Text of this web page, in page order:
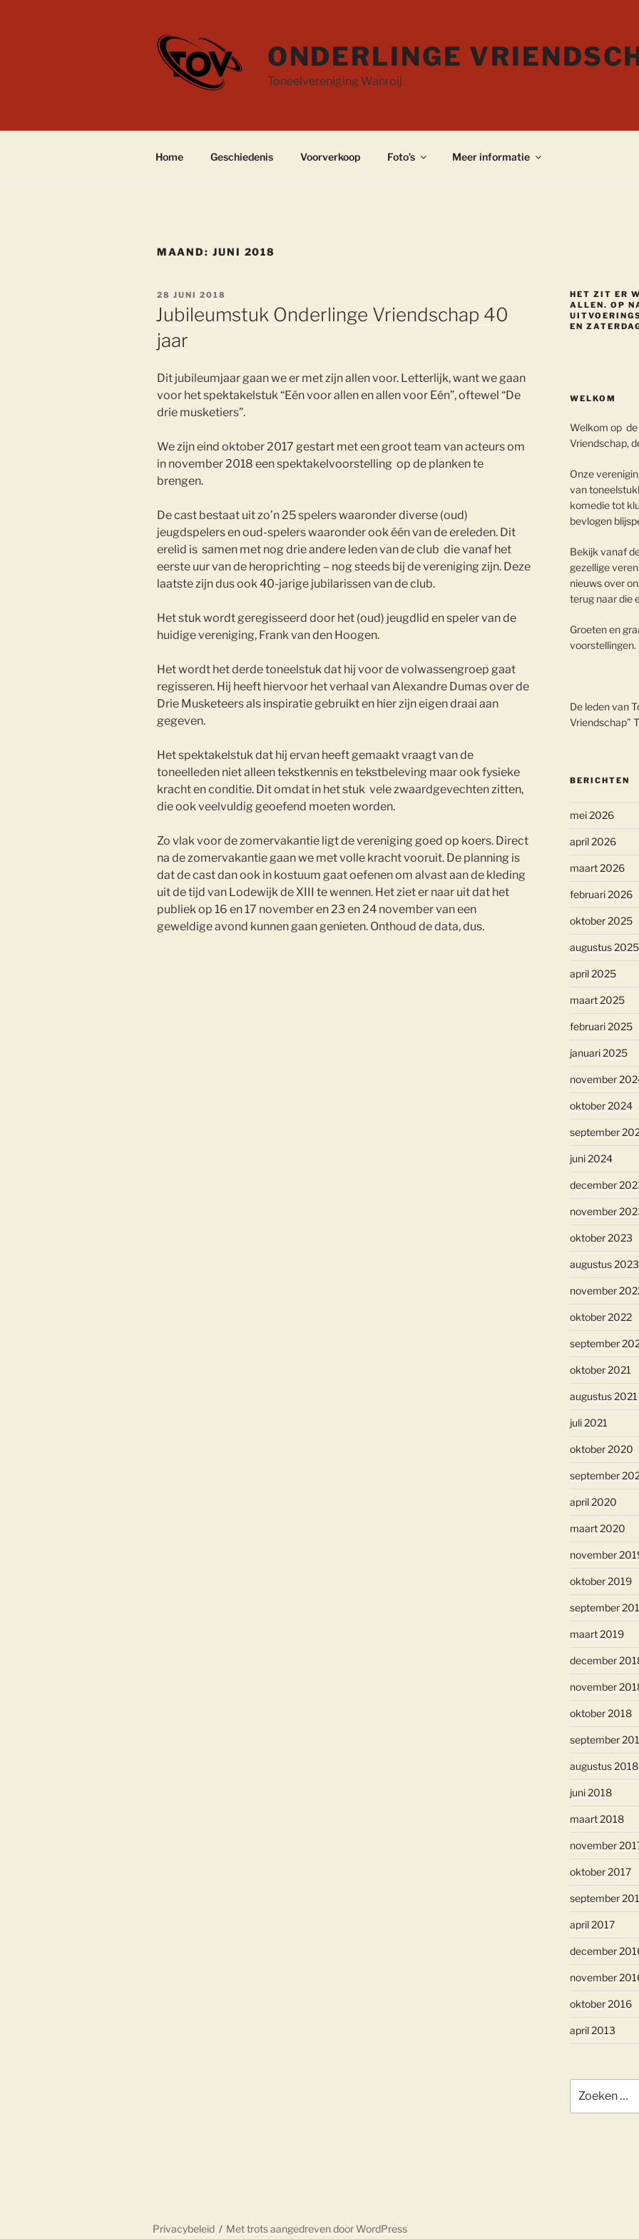
ONDERLINGE
Toneelvereniging Wanroij
Home Geschiedenis Voorverkoop Foto’s Meer informatie
MAAND: JUNI 2018
GEPLAATST
OP
28 JUNI 2018
Jubileumstuk Onderlinge Vriendschap 40
jaar
Dit jubileumjaar gaan we er met zijn allen voor. Letterlijk, want we gaan
voor het spektakelstuk “Eén voor allen en allen voor Eén”, oftewel “De
drie musketiers”.
We zijn eind oktober 2017 gestart met een groot team van acteurs om
in november 2018 een spektakelvoorstelling op de planken te
brengen.
De cast bestaat uit zo’n 25 spelers waaronder diverse (oud)
jeugdspelers en oud-spelers waaronder ook één van de ereleden. Dit
erelid is samen met nog drie andere leden van de club die vanaf het
eerste uur van de heroprichting – nog steeds bij de vereniging zijn. Deze
laatste zijn dus ook 40-jarige jubilarissen van de club.
Het stuk wordt geregisseerd door het (oud) jeugdlid en speler van de
huidige vereniging, Frank van den Hoogen.
Het wordt het derde toneelstuk dat hij voor de volwassengroep gaat
regisseren. Hij heeft hiervoor het verhaal van Alexandre Dumas over de
Drie Musketeers als inspiratie gebruikt en hier zijn eigen draai aan
gegeven.
Het spektakelstuk dat hij ervan heeft gemaakt vraagt van de
toneelleden niet alleen tekstkennis en tekstbeleving maar ook fysieke
kracht en conditie. Dit omdat in het stuk vele zwaardgevechten zitten,
die ook veelvuldig geoefend moeten worden.
Zo vlak voor de zomervakantie ligt de vereniging goed op koers. Direct
na de zomervakantie gaan we met volle kracht vooruit. De planning is
dat de cast dan ook in kostuum gaat oefenen om alvast aan de kleding
uit de tijd van Lodewijk de XIII te wennen. Het ziet er naar uit dat het
publiek op 16 en 17 november en 23 en 24 november van een
geweldige avond kunnen gaan genieten. Onthoud de data, dus.
HET ZIT ER
ALLEN. OP
EN
WELKOM
Welkom op
Vriendschap,
Onze
van
komedie tot
bevlogen
Bekijk vanaf
gezellige
nieuws over
terug naar die
Groeten en
voorstellingen.
De leden van
Vriendschap”
BERICHTEN
mei 2026
april 2026
maart 2026
februari 2026
oktober 2025
augustus 2025
april 2025
maart 2025
februari 2025
januari 2025
november
oktober 2024
september
juni 2024
december
november
oktober 2023
augustus 2023
november
oktober 2022
september
oktober 2021
augustus 2021
juli 2021
oktober 2020
september
april 2020
maart 2020
november
oktober 2019
september
maart 2019
december
november
oktober 2018
september
augustus 2018
juni 2018
maart 2018
november
oktober 2017
september
april 2017
december
november
oktober 2016
april 2013
naar:
Privacybeleid Met trots aangedreven door WordPress